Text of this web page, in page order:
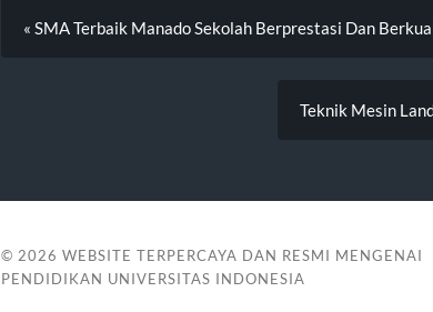
« SMA Terbaik Manado Sekolah Berprestasi Dan
Teknik Mesin
© 2026 WEBSITE TERPERCAYA DAN RESMI MENGENAI
PENDIDIKAN UNIVERSITAS INDONESIA